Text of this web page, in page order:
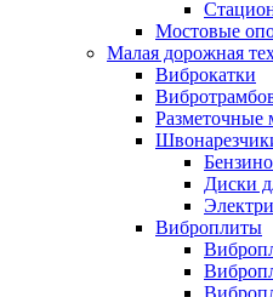
Мостовые
Малая дорожная
Виброкатки
Диски
Виброплиты